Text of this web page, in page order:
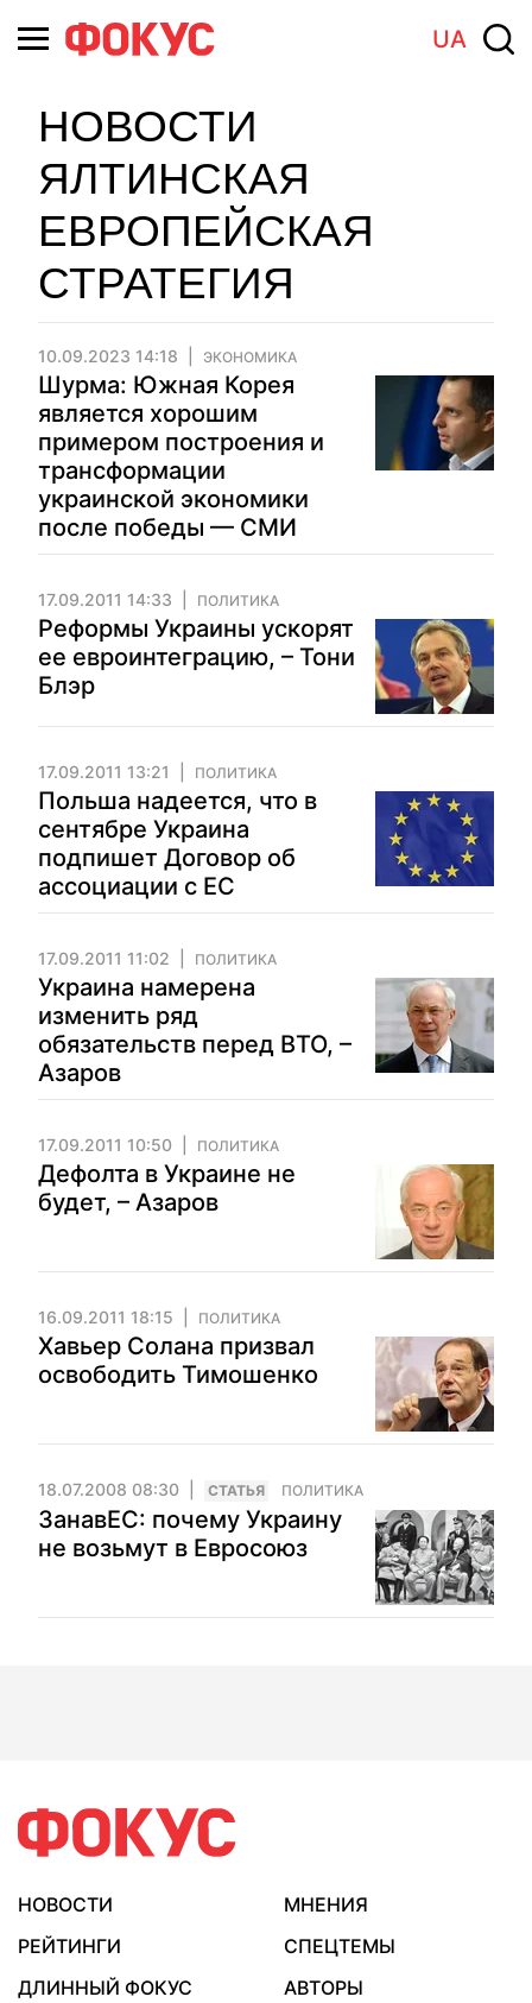
UA
НОВОСТИ
ЯЛТИНСКАЯ
ЕВРОПЕЙСКАЯ
СТРАТЕГИЯ
10.09.2023 14:18 ЭКОНОМИКА
Шурма: Южная Корея
является хорошим
примером построения и
трансформации
украинской экономики
после победы — СМИ
17.09.2011 14:33 ПОЛИТИКА
Реформы Украины ускорят
ее евроинтеграцию, – Тони
Блэр
17.09.2011 13:21 ПОЛИТИКА
Польша надеется, что в
сентябре Украина
подпишет Договор об
ассоциации с ЕС
17.09.2011 11:02 ПОЛИТИКА
Украина намерена
изменить ряд
обязательств перед ВТО, –
Азаров
17.09.2011 10:50 ПОЛИТИКА
Дефолта в Украине не
будет, – Азаров
16.09.2011 18:15 ПОЛИТИКА
Хавьер Солана призвал
освободить Тимошенко
18.07.2008 08:30 CТАТЬЯ ПОЛИТИКА
ЗанавЕС: почему Украину
не возьмут в Евросоюз
НОВОСТИ
МНЕНИЯ
РЕЙТИНГИ
СПЕЦТЕМЫ
ДЛИННЫЙ ФОКУС
АВТОРЫ